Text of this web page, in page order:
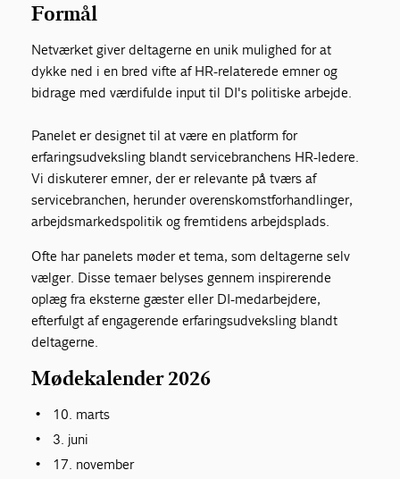
Formål
Netværket giver deltagerne en unik mulighed for at
dykke ned i en bred vifte af HR-relaterede emner og
bidrage med værdifulde input til DI's politiske arbejde.
Panelet er designet til at være en platform for
erfaringsudveksling blandt servicebranchens HR-ledere.
Vi diskuterer emner, der er relevante på tværs af
servicebranchen, herunder overenskomstforhandlinger,
arbejdsmarkedspolitik og fremtidens arbejdsplads.
Ofte har panelets møder et tema, som deltagerne selv
vælger. Disse temaer belyses gennem inspirerende
oplæg fra eksterne gæster eller DI-medarbejdere,
efterfulgt af engagerende erfaringsudveksling blandt
deltagerne.
Mødekalender 2026
10. marts
3. juni
17. november